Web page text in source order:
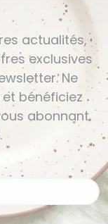
actualités,
exclusives
Ne
bénéficiez
abonnant